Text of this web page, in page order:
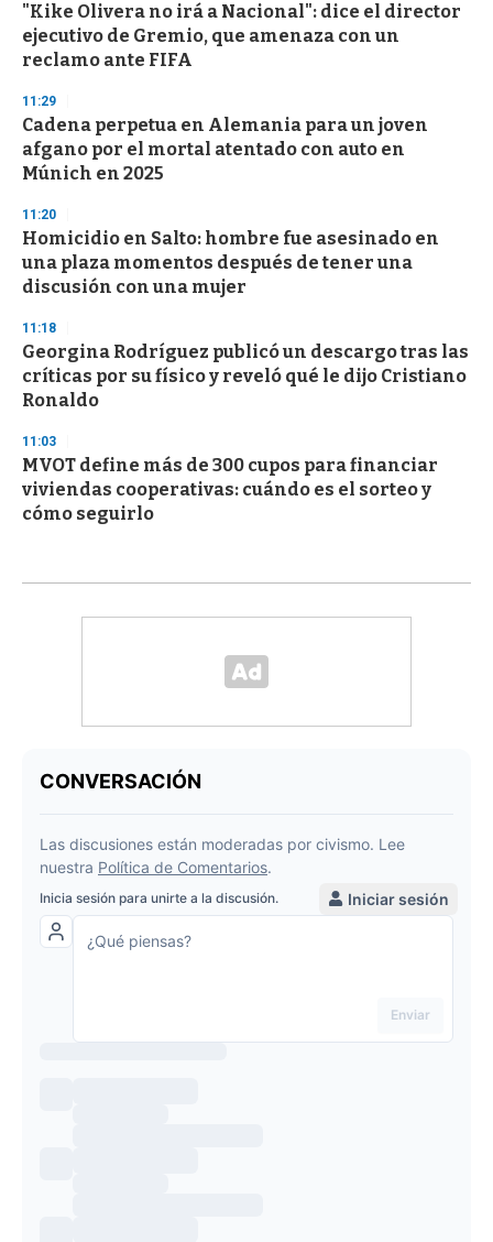
"Kike Olivera no irá a Nacional": dice el director
ejecutivo de Gremio, que amenaza con un
reclamo ante FIFA
11:29
Cadena perpetua en Alemania para un joven
afgano por el mortal atentado con auto en
Múnich en 2025
11:20
Homicidio en Salto: hombre fue asesinado en
una plaza momentos después de tener una
discusión con una mujer
11:18
Georgina Rodríguez publicó un descargo tras las
críticas por su físico y reveló qué le dijo Cristiano
Ronaldo
11:03
MVOT define más de 300 cupos para financiar
viviendas cooperativas: cuándo es el sorteo y
cómo seguirlo